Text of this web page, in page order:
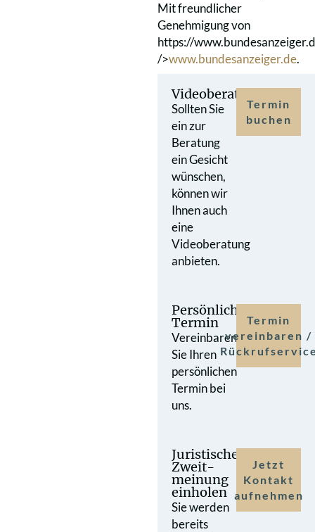
Mit freundlicher
Genehmigung von
https://
/>www.bundesanzeiger.de.
Videoberatung
Sollten Sie
ein zur
Beratung
ein Gesicht
wünschen,
können wir
Ihnen auch
eine
Videoberatung
anbieten.
Termin
buchen
Persönlicher
Termin
Vereinbaren
Sie Ihren
persönlichen
Termin bei
uns.
Termin
vereinbaren /
Juristische
Zweit­
meinung
einholen
Sie werden
bereits
Jetzt
Kontakt
aufnehmen